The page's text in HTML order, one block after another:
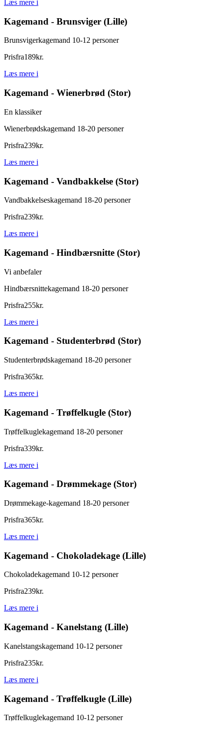
Læs mere i
Kagemand - Brunsviger (Lille)
Brunsvigerkagemand 10-12 personer
Prisfra189kr.
Læs mere i
Kagemand - Wienerbrød (Stor)
En klassiker
Wienerbrødskagemand 18-20 personer
Prisfra239kr.
Læs mere i
Kagemand - Vandbakkelse (Stor)
Vandbakkelseskagemand 18-20 personer
Prisfra239kr.
Læs mere i
Kagemand - Hindbærsnitte (Stor)
Vi anbefaler
Hindbærsnittekagemand 18-20 personer
Prisfra255kr.
Læs mere i
Kagemand - Studenterbrød (Stor)
Studenterbrødskagemand 18-20 personer
Prisfra365kr.
Læs mere i
Kagemand - Trøffelkugle (Stor)
Trøffelkuglekagemand 18-20 personer
Prisfra339kr.
Læs mere i
Kagemand - Drømmekage (Stor)
Drømmekage-kagemand 18-20 personer
Prisfra365kr.
Læs mere i
Kagemand - Chokoladekage (Lille)
Chokoladekagemand 10-12 personer
Prisfra239kr.
Læs mere i
Kagemand - Kanelstang (Lille)
Kanelstangskagemand 10-12 personer
Prisfra235kr.
Læs mere i
Kagemand - Trøffelkugle (Lille)
Trøffelkuglekagemand 10-12 personer